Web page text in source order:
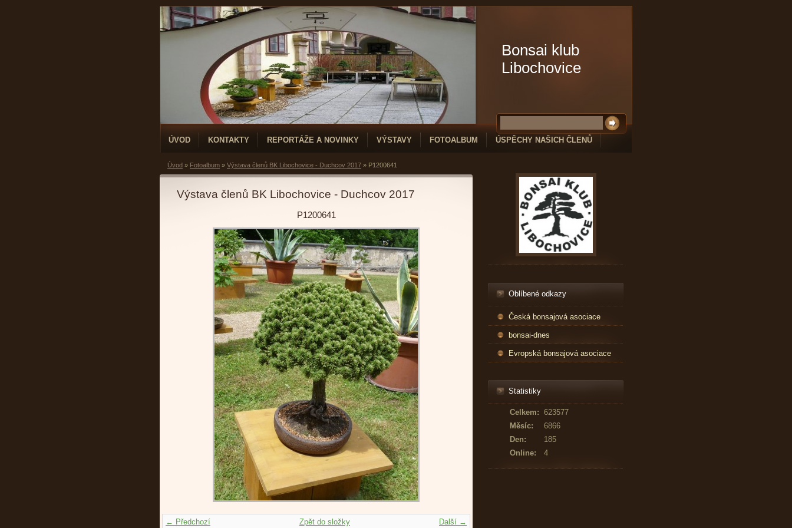
Bonsai klub
Libochovice
ÚVOD KONTAKTY REPORTÁŽE A NOVINKY VÝSTAVY FOTOALBUM ÚSPĚCHY NAŠICH ČLENŮ
Úvod » Fotoalbum » Výstava členů BK Libochovice - Duchcov 2017 » P1200641
Výstava členů BK Libochovice - Duchcov 2017
P1200641
← Předchozí Další →
Zpět do složky
Oblíbené odkazy
Česká bonsajová asociace
bonsai-dnes
Evropská bonsajová asociace
Statistiky
Online: 4
Celkem: 623577
Měsíc:
6866
Den:
185